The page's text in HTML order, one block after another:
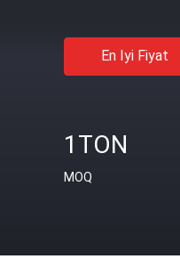
En Iyi Fiyat
1TON
MOQ